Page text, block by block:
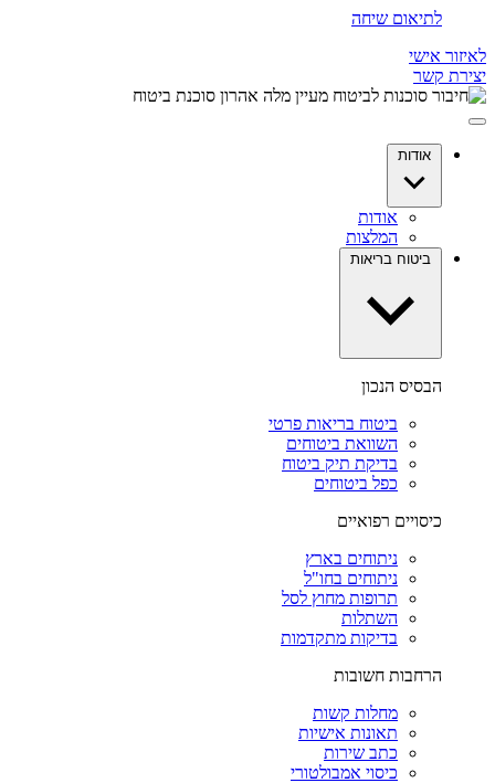
לתיאום שיחה
לאיזור אישי
יצירת קשר
אודות
אודות
המלצות
ביטוח בריאות
הבסיס הנכון
ביטוח בריאות פרטי
השוואת ביטוחים
בדיקת תיק ביטוח
כפל ביטוחים
כיסויים רפואיים
ניתוחים בארץ
ניתוחים בחו"ל
תרופות מחוץ לסל
השתלות
בדיקות מתקדמות
הרחבות חשובות
מחלות קשות
תאונות אישיות
כתב שירות
כיסוי אמבולטורי